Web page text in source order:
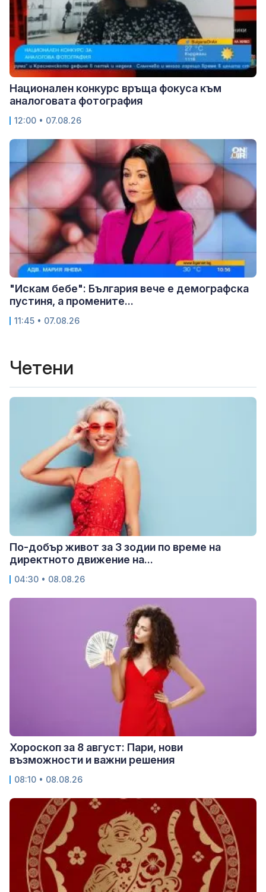
Национален конкурс връща фокуса към
аналоговата фотография
12:00 • 07.08.26
"Искам бебе": България вече е демографска
пустиня, а промените...
11:45 • 07.08.26
Четени
По-добър живот за 3 зодии по време на
директното движение на...
04:30 • 08.08.26
Хороскоп за 8 август: Пари, нови
възможности и важни решения
08:10 • 08.08.26